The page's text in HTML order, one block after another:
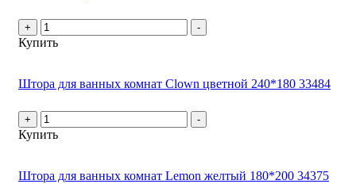
+ -
Купить
Штора для ванных комнат Clown цветной 240*180 33484
+ -
Купить
Штора для ванных комнат Lemon желтый 180*200 34375